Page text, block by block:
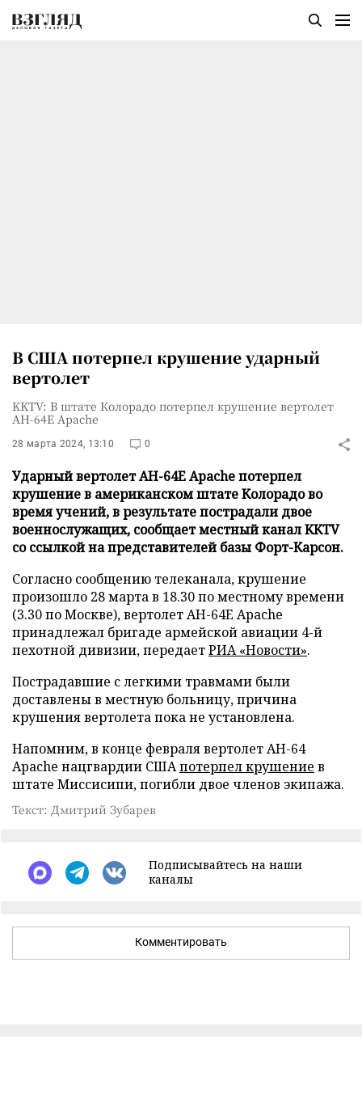
В США потерпел крушение ударный
вертолет
KKTV: В штате Колорадо потерпел крушение вертолет
AH-64E Apache
28 марта 2024, 13:10 0
Ударный вертолет AH-64E Apache потерпел
крушение в американском штате Колорадо во
время учений, в результате пострадали двое
военнослужащих, сообщает местный канал KKTV
со ссылкой на представителей базы Форт-Карсон.
Согласно сообщению телеканала, крушение
произошло 28 марта в 18.30 по местному времени
(3.30 по Москве), вертолет AH-64E Apache
принадлежал бригаде армейской авиации 4-й
пехотной дивизии, передаетРИА «Новости».
Пострадавшие с легкими травмами были
доставлены в местную больницу, причина
крушения вертолета пока не установлена.
Напомним, в конце февраля вертолет AH-64
Apache нацгвардии СШАпотерпел крушение в
штате Миссисипи, погибли двое членов экипажа.
Текст: Дмитрий Зубарев
Подписывайтесь на наши
каналы
Комментировать